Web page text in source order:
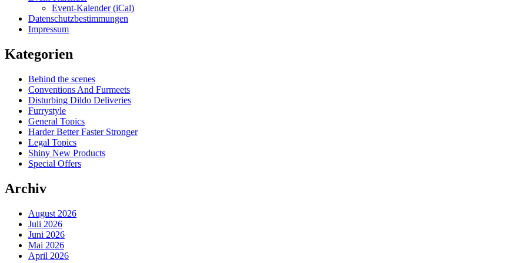
Event-Kalender (iCal)
Datenschutzbestimmungen
Impressum
Kategorien
Behind the scenes
Conventions And Furmeets
Disturbing Dildo Deliveries
Furrystyle
General Topics
Harder Better Faster Stronger
Legal Topics
Shiny New Products
Special Offers
Archiv
August 2026
Juli 2026
Juni 2026
Mai 2026
April 2026